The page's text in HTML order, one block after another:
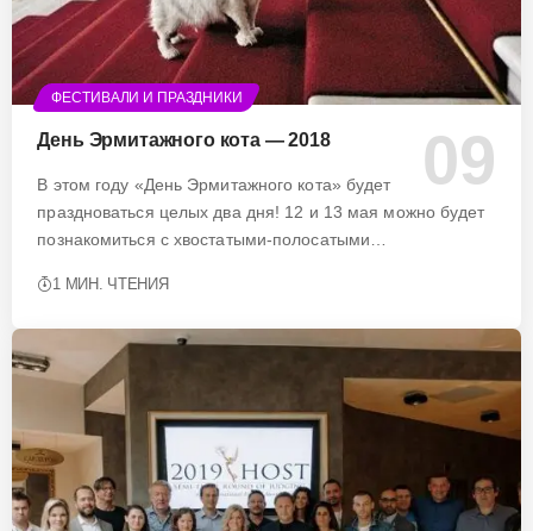
ФЕСТИВАЛИ И ПРАЗДНИКИ
День Эрмитажного кота — 2018
В этом году «День Эрмитажного кота» будет
праздноваться целых два дня! 12 и 13 мая можно будет
познакомиться с хвостатыми-полосатыми…
1 МИН. ЧТЕНИЯ